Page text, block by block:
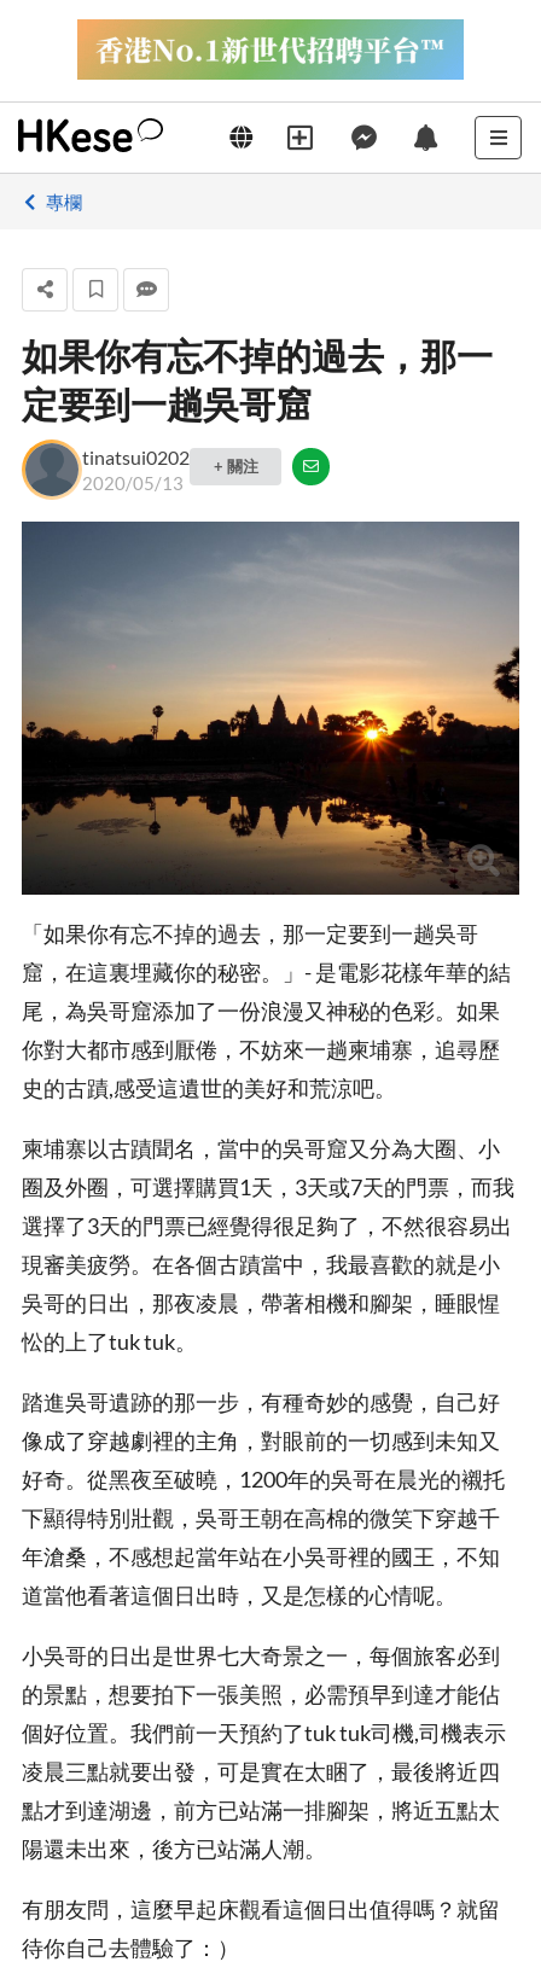
專欄
如果你有忘不掉的過去，那一
定要到一趟吳哥窟
tinatsui0202
2020/05/13
+ 關注
「如果你有忘不掉的過去，那一定要到一趟吳哥
窟，在這裏埋藏你的秘密。」- 是電影花樣年華的結
尾，為吳哥窟添加了一份浪漫又神秘的色彩。如果
你對大都市感到厭倦，不妨來一趟柬埔寨，追尋歷
史的古蹟,感受這遺世的美好和荒涼吧。
柬埔寨以古蹟聞名，當中的吳哥窟又分為大圈、小
圈及外圈，可選擇購買1天，3天或7天的門票，而我
選擇了3天的門票已經覺得很足夠了，不然很容易出
現審美疲勞。在各個古蹟當中，我最喜歡的就是小
吳哥的日出，那夜凌晨，帶著相機和腳架，睡眼惺
忪的上了tuk tuk。
踏進吳哥遺跡的那一步，有種奇妙的感覺，自己好
像成了穿越劇裡的主角，對眼前的一切感到未知又
好奇。從黑夜至破曉，1200年的吳哥在晨光的襯托
下顯得特別壯觀，吳哥王朝在高棉的微笑下穿越千
年滄桑，不感想起當年站在小吳哥裡的國王，不知
道當他看著這個日出時，又是怎樣的心情呢。
小吳哥的日出是世界七大奇景之一，每個旅客必到
的景點，想要拍下一張美照，必需預早到達才能佔
個好位置。我們前一天預約了tuk tuk司機,司機表示
凌晨三點就要出發，可是實在太睏了，最後將近四
點才到達湖邊，前方已站滿一排腳架，將近五點太
陽還未出來，後方已站滿人潮。
有朋友問，這麼早起床觀看這個日出值得嗎？就留
待你自己去體驗了：）